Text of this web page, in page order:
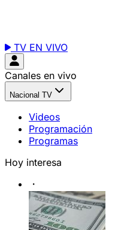
TV EN VIVO
Canales en vivo
Nacional TV
Videos
Programación
Programas
Hoy interesa